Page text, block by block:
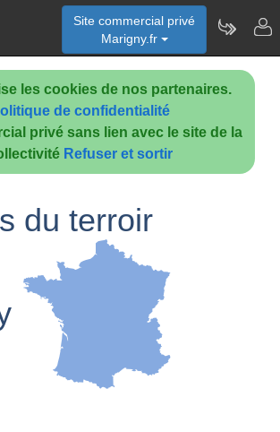
les cookies de nos partenaires.
de confidentialité
privé sans lien avec le site de la
Refuser et sortir
Site commercial privé
Marigny.fr
du terroir